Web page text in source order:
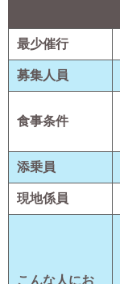
最少催行
募集人員
食事条件
添乗員
現地係員
こんな人にお